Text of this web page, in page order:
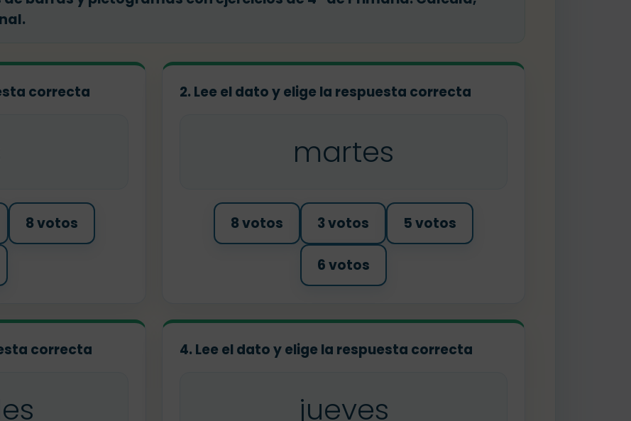
correcta
8 votos
2. Lee el dato y elige la respuesta correcta
martes
8 votos 3 votos 5 votos
6 votos
correcta 4. Lee el dato y elige la respuesta correcta
jueves